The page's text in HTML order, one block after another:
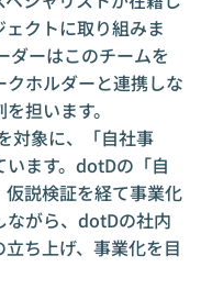
クトに取り組みま
ダーはこのチームを
ホルダーと連携しな
担います。
対象に、「自社事
ます。dotDの「自
説検証を経て事業化
ながら、dotDの社内
ち上げ、事業化を目